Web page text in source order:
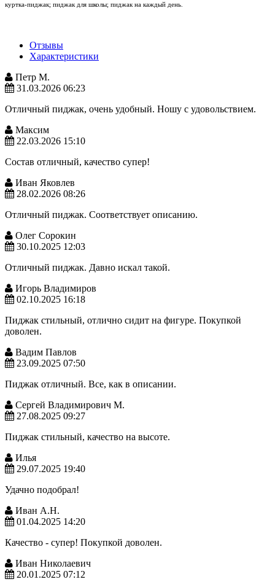
куртка-пиджак; пиджак для школы; пиджак на каждый день.
Отзывы
Характеристики
Петр М.
31.03.2026 06:23
Отличный пиджак, очень удобный. Ношу с удовольствием.
Максим
22.03.2026 15:10
Состав отличный, качество супер!
Иван Яковлев
28.02.2026 08:26
Отличный пиджак. Соответствует описанию.
Олег Сорокин
30.10.2025 12:03
Отличный пиджак. Давно искал такой.
Игорь Владимиров
02.10.2025 16:18
Пиджак стильный, отлично сидит на фигуре. Покупкой
доволен.
Вадим Павлов
23.09.2025 07:50
Пиджак отличный. Все, как в описании.
Сергей Владимирович М.
27.08.2025 09:27
Пиджак стильный, качество на высоте.
Илья
29.07.2025 19:40
Удачно подобрал!
Иван А.Н.
01.04.2025 14:20
Качество - супер! Покупкой доволен.
Иван Николаевич
20.01.2025 07:12